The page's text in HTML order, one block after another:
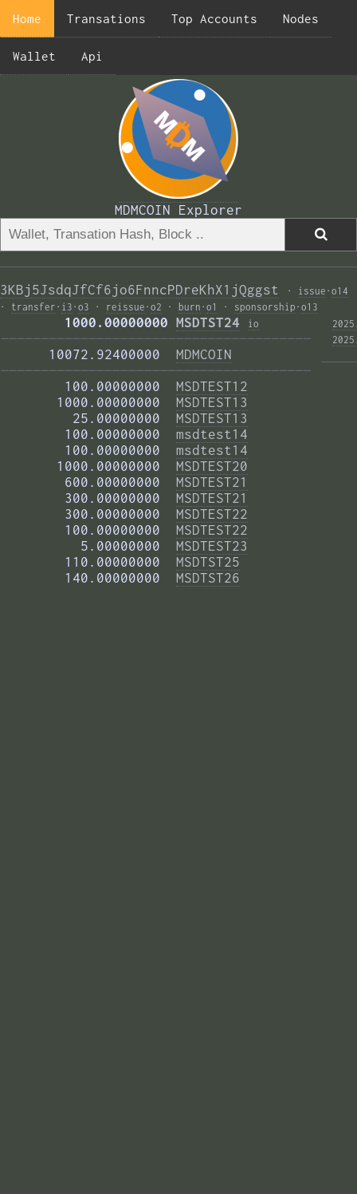
Home Transations Top Accounts Nodes
Wallet Api
MDMCOIN Explorer
3KBj5JsdqJfCf6jo6FnncPDreKhX1jQggst · issue · o14
· transfer · i3 · o3 · reissue · o2 · burn · o1 · sponsorship · o13
        1000.00000000
MSDTST24 io
———————————————————————————————————————
      10072.92400000
MDMCOIN
———————————————————————————————————————
        100.00000000
MSDTEST12
       1000.00000000
MSDTEST13
         25.00000000
MSDTEST13
        100.00000000
msdtest14
        100.00000000
msdtest14
       1000.00000000
MSDTEST20
        600.00000000
MSDTEST21
        300.00000000
MSDTEST21
        300.00000000
MSDTEST22
        100.00000000
MSDTEST22
          5.00000000
MSDTEST23
        110.00000000
MSDTST25
        140.00000000
MSDTST26